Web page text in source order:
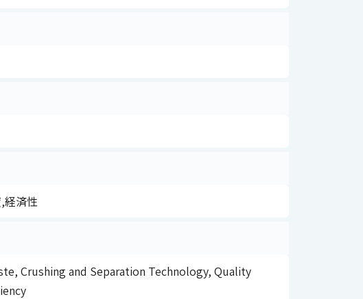
経済性
Crushing and Separation Technology, Quality